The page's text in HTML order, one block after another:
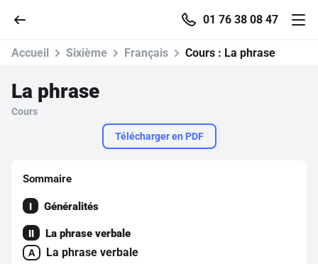
01 76 38 08 47
Accueil
Se connecter
Accueil Sixième Français Cours : La phrase
La phrase
Cours
Télécharger en PDF
Sommaire
I Généralités
II La phrase verbale
A La phrase verbale